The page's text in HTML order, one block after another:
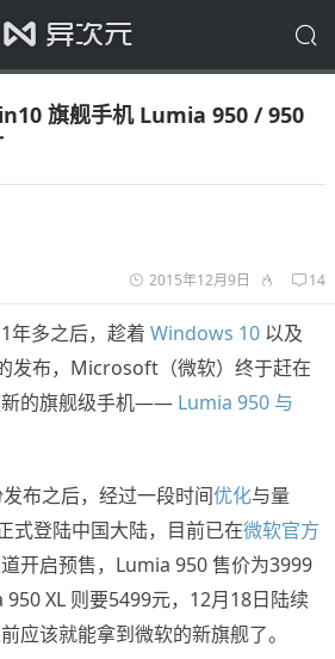
旗舰手机 Lumia 950 / 950
2015年12月9日 14
年多之后，趁着 Windows 10 以及
发布，Microsoft（微软）终于赶在
新的旗舰级手机—— Lumia 950 与
布之后，经过一段时间优化与量
式登陆中国大陆，目前已在微软官方
开启预售，Lumia 950 售价为3999
XL 则要5499元，12月18日陆续
应该就能拿到微软的新旗舰了。